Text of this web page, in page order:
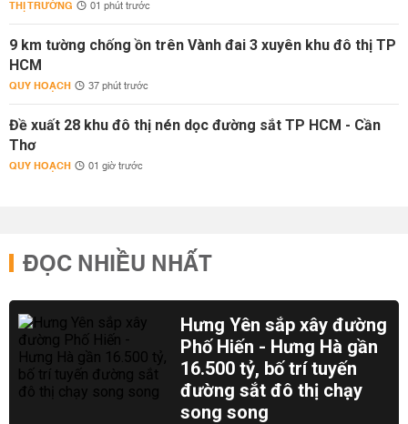
THỊ TRƯỜNG 01 phút trước
9 km tường chống ồn trên Vành đai 3 xuyên khu đô thị TP
HCM
QUY HOẠCH 37 phút trước
Đề xuất 28 khu đô thị nén dọc đường sắt TP HCM - Cần
Thơ
QUY HOẠCH 01 giờ trước
ĐỌC NHIỀU NHẤT
Hưng Yên sắp xây đường
Phố Hiến - Hưng Hà gần
16.500 tỷ, bố trí tuyến
đường sắt đô thị chạy
song song